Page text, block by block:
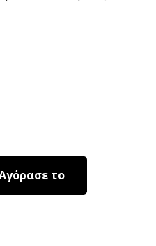
το